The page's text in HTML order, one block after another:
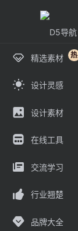
精选素材 热
设计灵感
设计素材
在线工具
交流学习
行业翘楚
品牌大全